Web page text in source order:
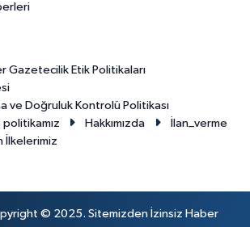
Gazetecilik Etik Politikaları
ve Doğruluk Kontrolü Politikası
Hakkımızda
İlan_verme
İlkelerimiz
© 2025. Sitemizden İzinsiz Haber